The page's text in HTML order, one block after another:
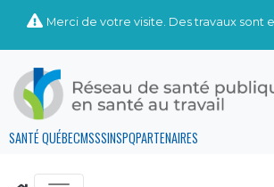
Merci de votre visite. Des travaux sont
SANTÉ QUÉBECMSSSINSPQPARTENAIRES